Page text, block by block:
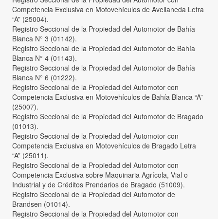
Competencia Exclusiva en Motovehículos de Avellaneda Letra
“A” (25004).
Registro Seccional de la Propiedad del Automotor de Bahía
Blanca N° 3 (01142).
Registro Seccional de la Propiedad del Automotor de Bahía
Blanca N° 4 (01143).
Registro Seccional de la Propiedad del Automotor de Bahía
Blanca N° 6 (01222).
Registro Seccional de la Propiedad del Automotor con
Competencia Exclusiva en Motovehículos de Bahía Blanca “A”
(25007).
Registro Seccional de la Propiedad del Automotor de Bragado
(01013).
Registro Seccional de la Propiedad del Automotor con
Competencia Exclusiva en Motovehículos de Bragado Letra
“A” (25011).
Registro Seccional de la Propiedad del Automotor con
Competencia Exclusiva sobre Maquinaria Agrícola, Vial o
Industrial y de Créditos Prendarios de Bragado (51009).
Registro Seccional de la Propiedad del Automotor de
Brandsen (01014).
Registro Seccional de la Propiedad del Automotor con